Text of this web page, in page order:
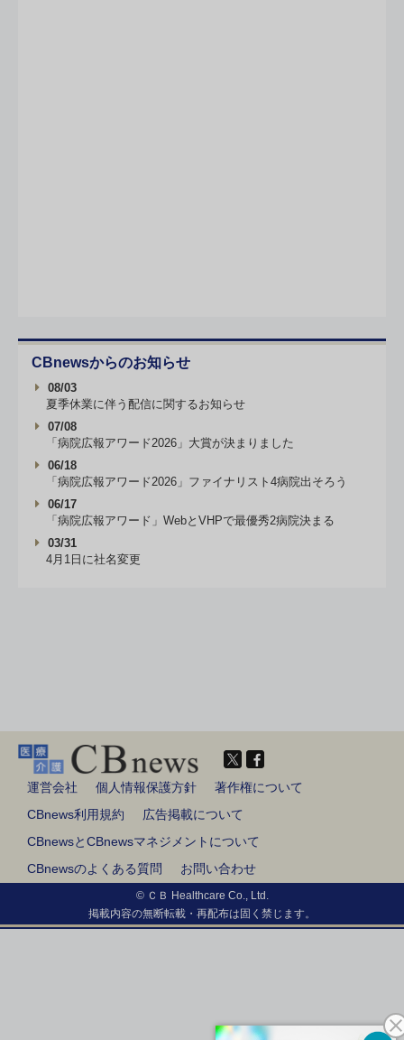
CBnewsからのお知らせ
08/03
夏季休業に伴う配信に関するお知らせ
07/08
「病院広報アワード2026」大賞が決まりました
06/18
「病院広報アワード2026」ファイナリスト4病院出そろう
06/17
「病院広報アワード」WebとVHPで最優秀2病院決まる
03/31
4月1日に社名変更
運営会社 個人情報保護方針
著作権について
CBnews利用規約
広告掲載について
CBnewsとCBnewsマネジメントについて
CBnewsのよくある質問
お問い合わせ
© ＣＢ Healthcare Co., Ltd.
掲載内容の無断転載・再配布は固く禁じます。